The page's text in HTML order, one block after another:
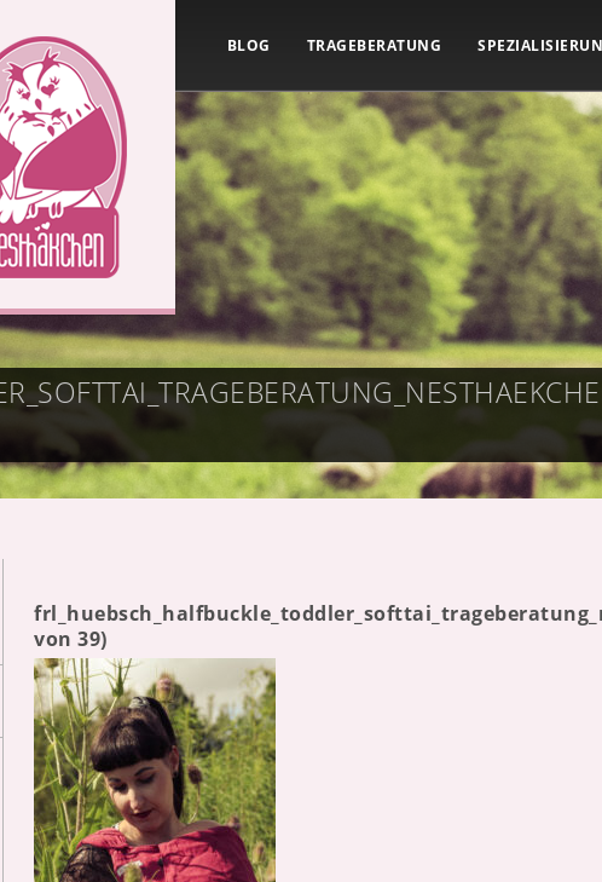
BLOG TRAGEBERATUNG
von 39)